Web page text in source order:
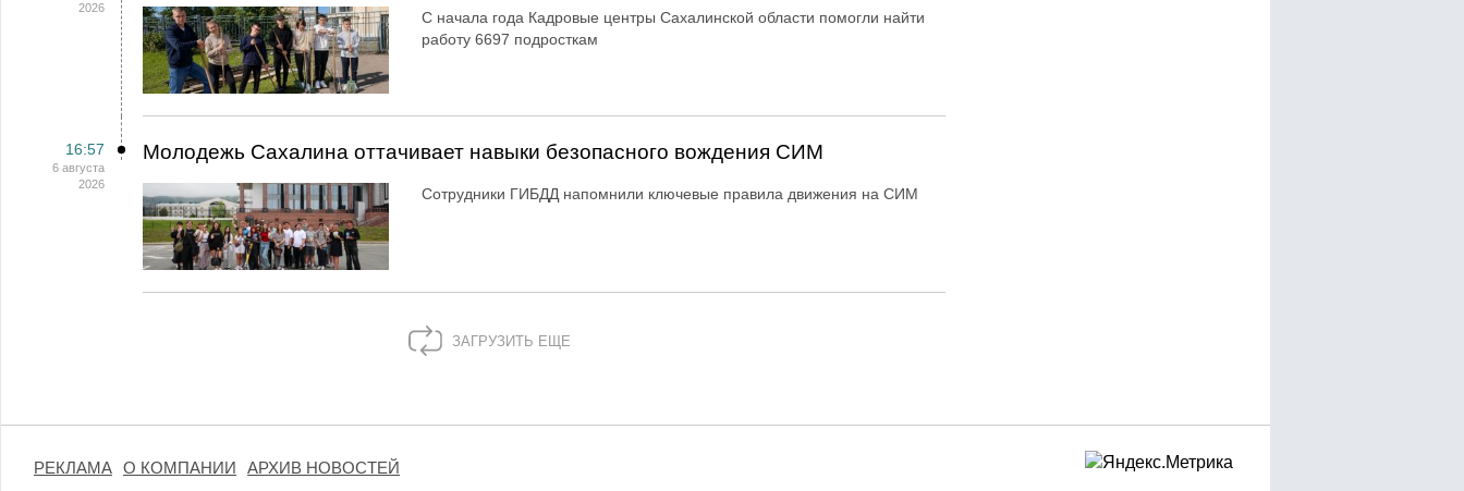
2026
С начала года Кадровые центры Сахалинской области помогли найти
работу 6697 подросткам
16:57
6 августа
2026
Молодежь Сахалина оттачивает навыки безопасного вождения СИМ
Сотрудники ГИБДД напомнили ключевые правила движения на СИМ
ЗАГРУЗИТЬ ЕЩЕ
РЕКЛАМА О КОМПАНИИ АРХИВ НОВОСТЕЙ